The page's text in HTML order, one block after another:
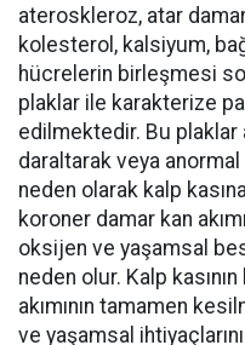
ateroskleroz, atar
kolesterol, kalsiyum,
hücrelerin birleşmesi
plaklar ile karakterize
edilmektedir. Bu
daraltarak veya
neden olarak kalp
koroner damar kan
oksijen ve yaşamsal
neden olur. Kalp
akımının tamamen
ve yaşamsal